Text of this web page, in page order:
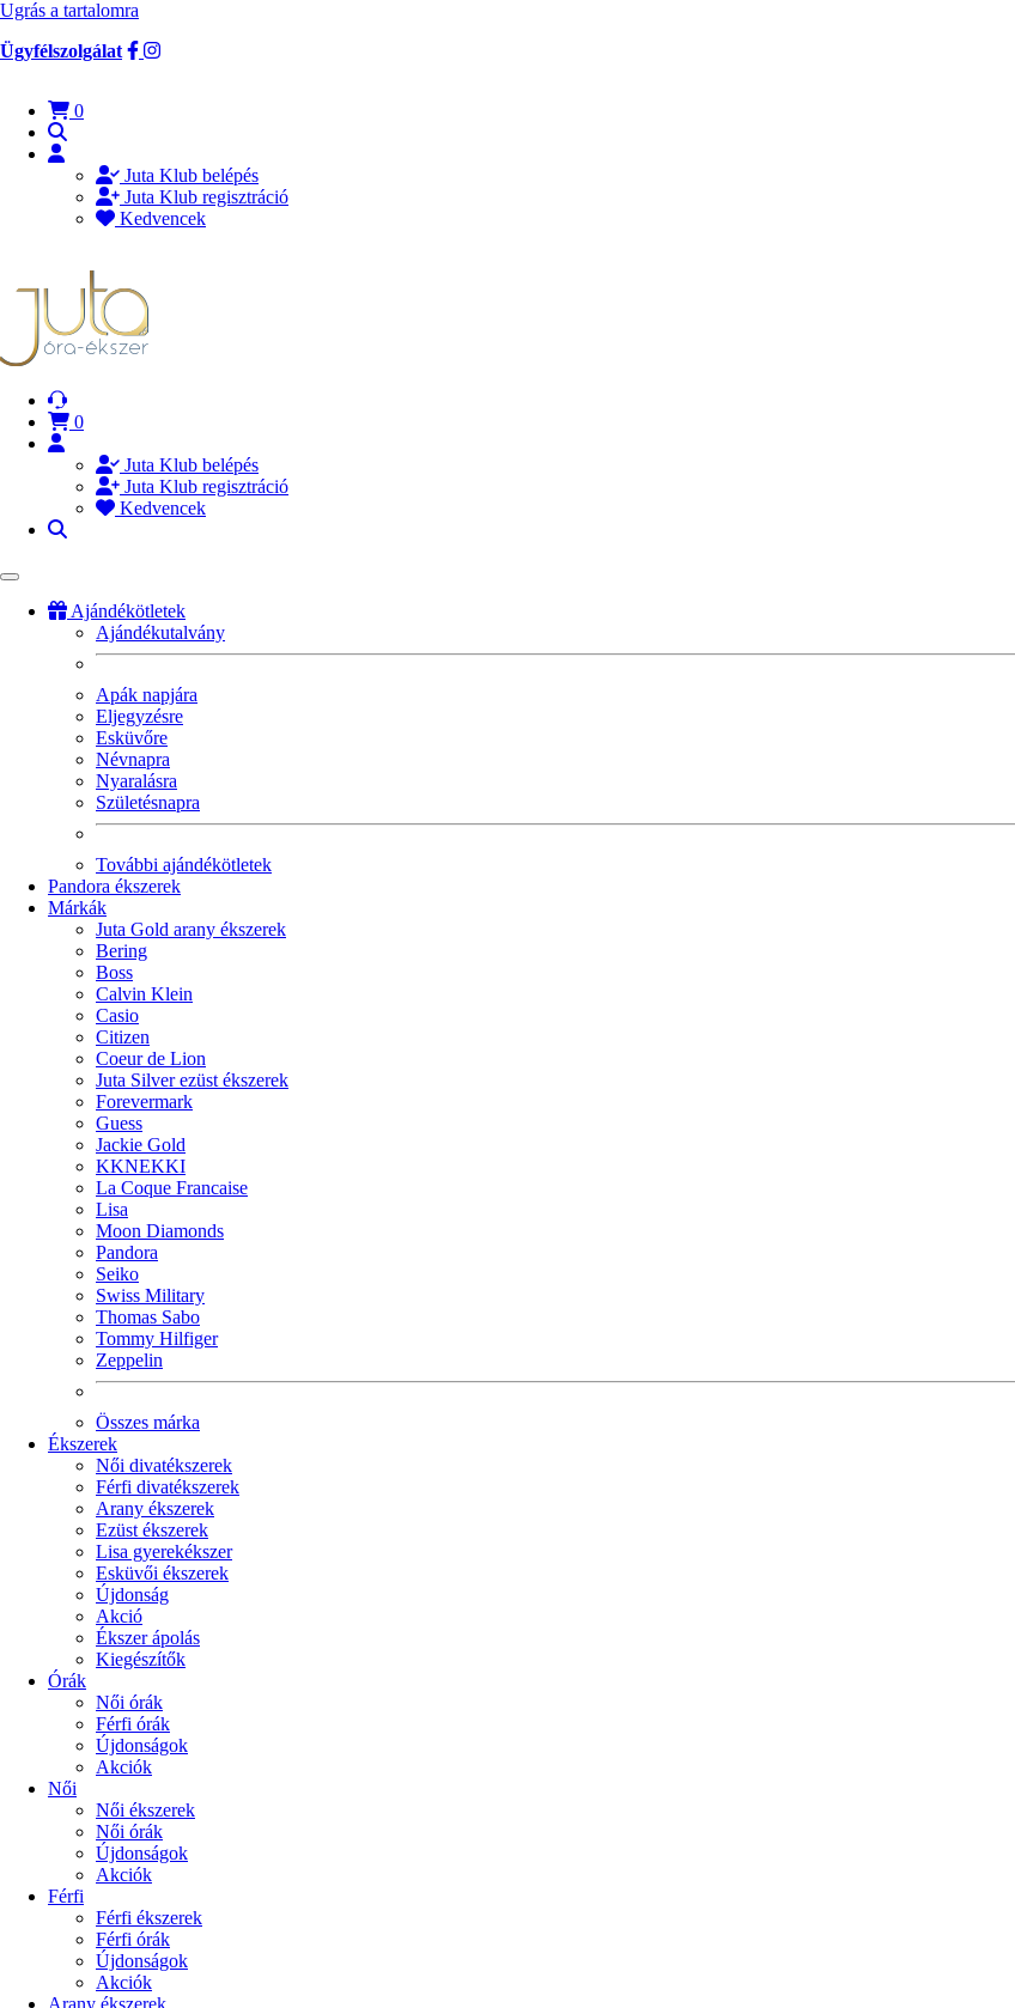
Ugrás a tartalomra
Ügyfélszolgálat
0
Juta Klub belépés
Juta Klub regisztráció
Kedvencek
0
Juta Klub belépés
Juta Klub regisztráció
Kedvencek
Ajándékötletek
Ajándékutalvány
Apák napjára
Eljegyzésre
Esküvőre
Névnapra
Nyaralásra
Születésnapra
További ajándékötletek
Pandora ékszerek
Márkák
Juta Gold arany ékszerek
Bering
Boss
Calvin Klein
Casio
Citizen
Coeur de Lion
Juta Silver ezüst ékszerek
Forevermark
Guess
Jackie Gold
KKNEKKI
La Coque Francaise
Lisa
Moon Diamonds
Pandora
Seiko
Swiss Military
Thomas Sabo
Tommy Hilfiger
Zeppelin
Összes márka
Ékszerek
Női divatékszerek
Férfi divatékszerek
Arany ékszerek
Ezüst ékszerek
Lisa gyerekékszer
Esküvői ékszerek
Újdonság
Akció
Ékszer ápolás
Kiegészítők
Órák
Női órák
Férfi órák
Újdonságok
Akciók
Női
Női ékszerek
Női órák
Újdonságok
Akciók
Férfi
Férfi ékszerek
Férfi órák
Újdonságok
Akciók
Arany ékszerek